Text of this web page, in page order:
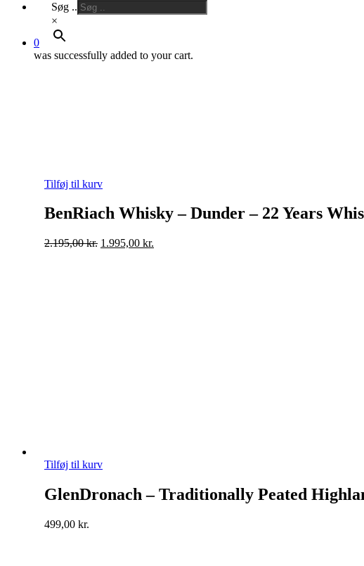
Søg ..
×
0
was successfully added to your cart.
Tilføj til kurv
BenRiach Whisky – Dunder – 22 Years
2.195,00kr. Original
1.995,00 kr.
Tilføj til kurv
GlenDronach – Traditionally Peated
499,00 kr.